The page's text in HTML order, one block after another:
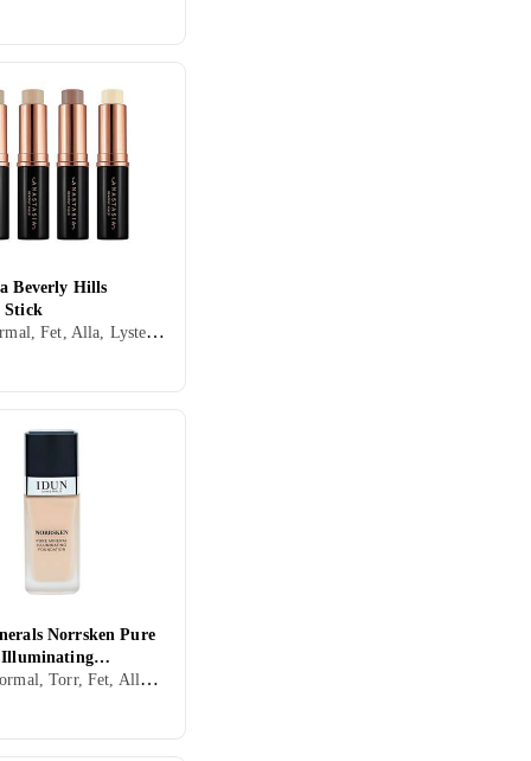
Beverly Hills
Stick
Stift, Normal, Fet, Alla, Lyster, Mineral, Oljefri, Parabenfri, Cruelty free, Parfymfri, Sulfatfri, Veganskt
Norrsken Pure
30ml
Puder, Normal, Torr, Fet, Alla, Återfuktande, Lyster, Mineral, Parfymfri, Veganskt